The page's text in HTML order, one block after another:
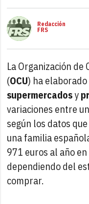
Redacción
FRS
La Organización de
(OCU) ha
supermercadosy
variaciones entre
según los datos
una familia
971 euros al año
dependiendo del
comprar.